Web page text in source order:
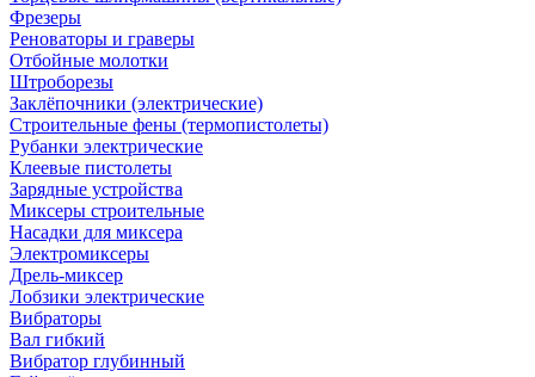
Фрезеры
Реноваторы и граверы
Отбойные молотки
Штроборезы
Заклёпочники (электрические)
Строительные фены (термопистолеты)
Рубанки электрические
Клеевые пистолеты
Зарядные устройства
Миксеры строительные
Насадки для миксера
Электромиксеры
Дрель-миксер
Лобзики электрические
Вибраторы
Вал гибкий
Вибратор глубинный